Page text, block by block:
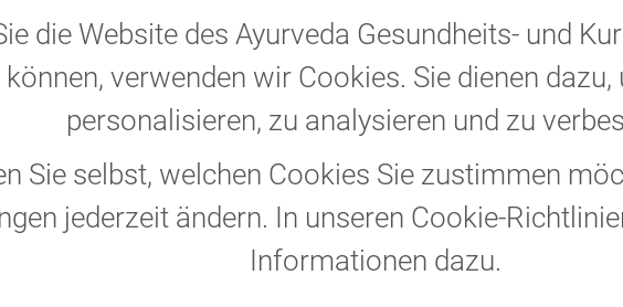
die Website des Ayurveda Gesundheits- und
können, verwenden wir Cookies. Sie dienen
personalisieren, zu analysieren und zu
Sie selbst, welchen Cookies Sie zustimmen
jederzeit ändern. In unseren Cookie-
Informationen dazu.